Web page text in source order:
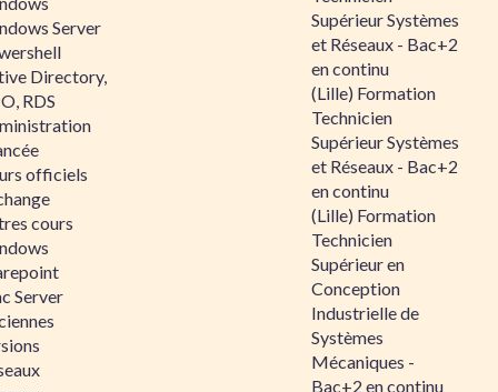
Server
Directory,
RDS
officiels
cours
Server
Supérieur Systèmes
et Réseaux - Bac+2
en continu
(Lille) Formation
Technicien
Supérieur Systèmes
et Réseaux - Bac+2
en continu
(Lille) Formation
Technicien
Supérieur en
Conception
Industrielle de
Systèmes
Mécaniques -
Bac+2 en continu